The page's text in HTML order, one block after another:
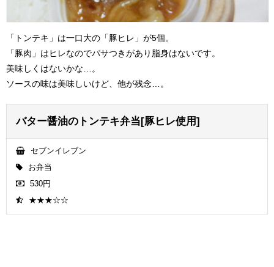
「トンテキ」は一口大の「豚ヒレ」が5個。
「豚肉」はヒレなのでパサつきがあり脂身はないです。
美味しくはないかな…。
ソースの味は美味しいけど、他が残念…。
バター醤油のトンテキ弁当[豚ヒレ使用]
セブンイレブン
お弁当
530円
★★★☆☆